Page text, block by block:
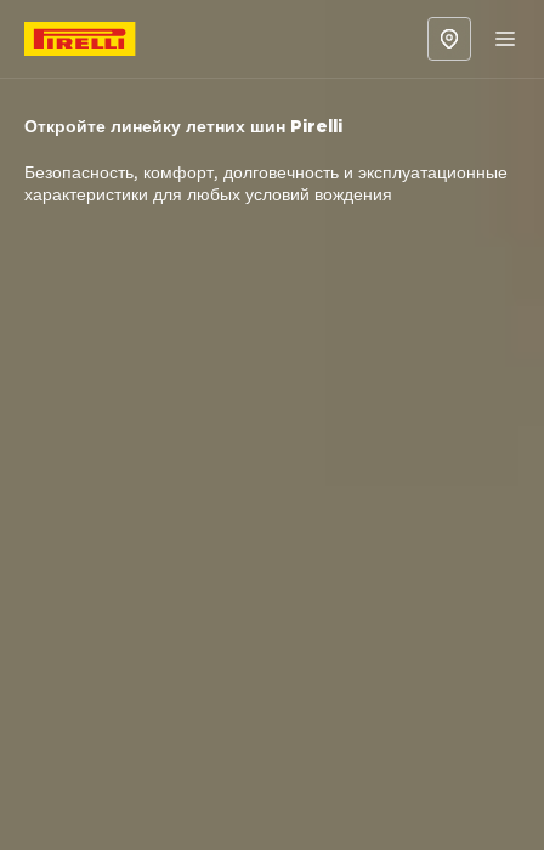
Откройте линейку летних шин Pirelli
Безопасность, комфорт, долговечность и эксплуатационные
характеристики для любых условий вождения